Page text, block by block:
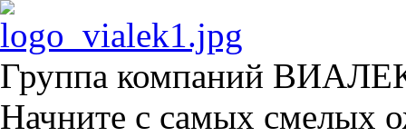
Группа компаний
Начните с самых смелых